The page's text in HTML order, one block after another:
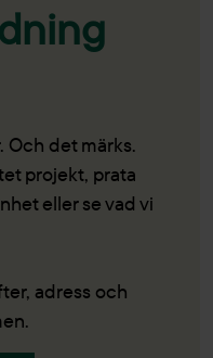
Och det märks.
projekt, prata
eller se vad vi
adress och